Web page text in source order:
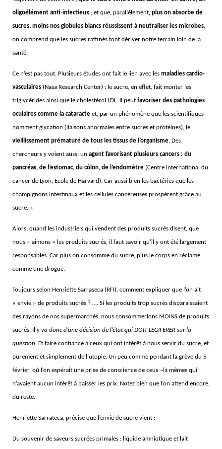
oligoélément anti-infectieux ; et que, parallèlement, plus on absorbe de
sucres, moins nos globules blancs réussissent à neutraliser les microbes,
on comprend que les sucres raffinés font dériver notre terrain loin de la
santé.
Ce n’est pas tout. Plusieurs études ont fait le lien avec les maladies cardio-
vasculaires (Nasa Research Center) : le sucre, en effet, fait monter les
triglycérides ainsi que le cholestérol LDL. Il peut favoriser des pathologies
oculaires comme la cataracte et, par un phénomène que les scientifiques
nomment glycation (liaisons anormales entre sucres et protéines), le
vieillissement prématuré de tous les tissus de l’organisme. Des
chercheurs y voient aussi un agent favorisant plusieurs cancers : du
pancréas, de l’estomac, du côlon, de l’endomètre (Centre international du
cancer de Lyon, Ecole de Harvard). Car aussi bien les bactéries que les
champignons intestinaux et les cellules cancéreuses prospèrent grâce au
sucre. »
Alors, quand les industriels qui vendent des produits sucrés disent, que
nous « aimons » les produits sucrés, il faut savoir qu’il y ont été largement
responsables. Car plus on consomme du sucre, plus le corps en réclame
comme une drogue.
Toujours selon Henriette Sarraseca (RFI), comment expliquer que l’on ait
« envie » de produits sucrés ? …. Si les produits trop sucrés disparaissaient
des rayons de nos supermarchés, nous consommerions MOINS de produits
sucrés. Il y va donc d’une décision de l’état qui DOIT LEGIFERER sur la
question. Et faire confiance à ceux qui ont intérêt à nous servir du sucre, et
purement et simplement de l’utopie. Un peu comme pendant la grève du 5
février, où l’on espérait une prise de conscience de ceux –là mêmes qui
n’avaient aucun intérêt à baisser les prix. Notez bien que l’on attend encore,
du reste.
Henriette Sarrateca, précise que l’envie de sucre vient :
Du souvenir de saveurs sucrées primales : liquide amniotique et lait